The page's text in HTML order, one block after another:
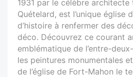
1931 par le célèbre
Quételard, est l’unique église
d’histoire à renfermer des
déco. Découvrez ce courant
emblématique de l’entre-
les peintures monumentales
de l’église de Fort-Mahon le